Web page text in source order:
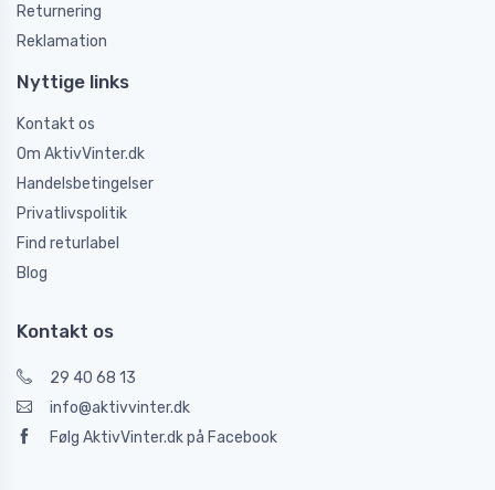
Returnering
Reklamation
Nyttige links
Kontakt os
Om AktivVinter.dk
Handelsbetingelser
Privatlivspolitik
Find returlabel
Blog
Kontakt os
29 40 68 13
info@aktivvinter.dk
Følg AktivVinter.dk på Facebook